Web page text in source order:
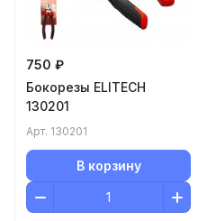
750 ₽
Бокорезы ELITECH
130201
Арт. 130201
В корзину